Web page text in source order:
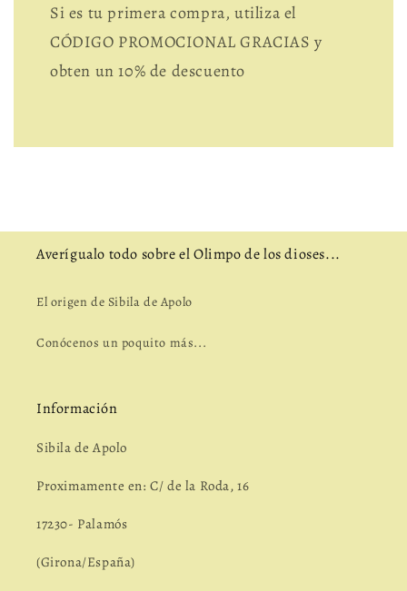
Si es tu primera compra, utiliza el
CÓDIGO PROMOCIONAL GRACIAS y
obten un 10% de descuento
Averígualo todo sobre el Olimpo de los dioses...
El origen de Sibila de Apolo
Conócenos un poquito más...
Información
Sibila de Apolo
Proximamente en: C/ de la Roda, 16
17230- Palamós
(Girona/España)